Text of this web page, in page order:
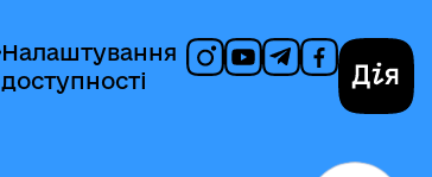
Налаштування
доступності